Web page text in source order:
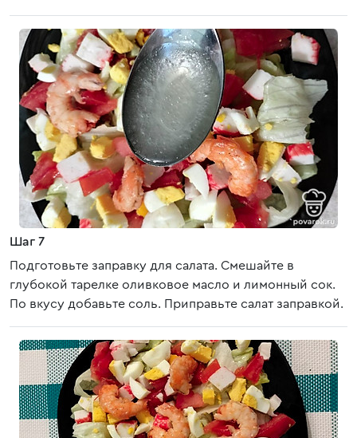
Шаг 7
Подготовьте заправку для салата. Смешайте в
глубокой тарелке оливковое масло и лимонный сок.
По вкусу добавьте соль. Приправьте салат заправкой.